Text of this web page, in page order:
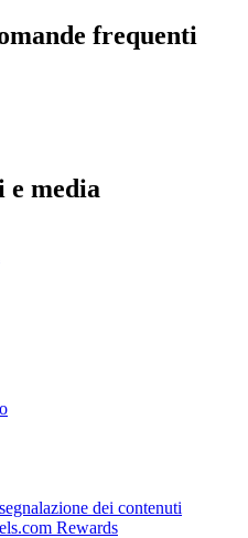
frequenti
media
dei contenuti
Rewards